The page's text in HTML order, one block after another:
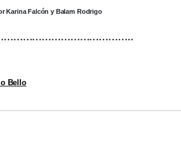
Karina Falcón y Balam Rodrigo
Bello